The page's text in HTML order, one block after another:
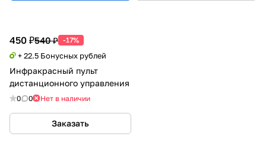
450 ₽540 ₽ -17%
+ 22.5 Бонусных рублей
Инфракрасный пульт
дистанционного управления
0 0 Нет в наличии
Заказать